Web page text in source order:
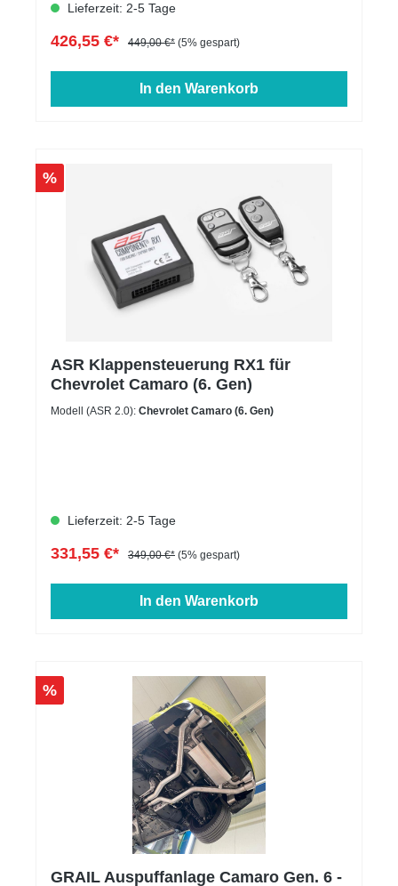
Lieferzeit: 2-5 Tage
426,55 €* 449,00 €* (5% gespart)
In den Warenkorb
%
ASR Klappensteuerung RX1 für
Chevrolet Camaro (6. Gen)
Modell (ASR 2.0): Chevrolet Camaro (6. Gen)
Lieferzeit: 2-5 Tage
331,55 €* 349,00 €* (5% gespart)
In den Warenkorb
%
GRAIL Auspuffanlage Camaro Gen. 6 -